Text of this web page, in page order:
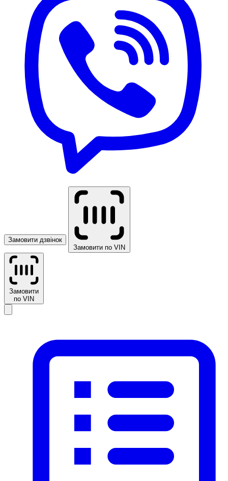
Замовити дзвінок
Замовити по VIN
Замовити
по VIN